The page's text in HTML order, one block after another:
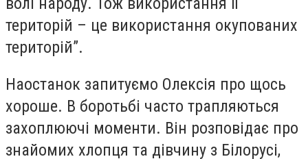
територій – це використання окупованих
територій”.
Наостанок запитуємо Олексія про щось
хороше. В боротьбі часто трапляються
захоплюючі моменти. Він розповідає про
знайомих хлопця та дівчину з Білорусі,